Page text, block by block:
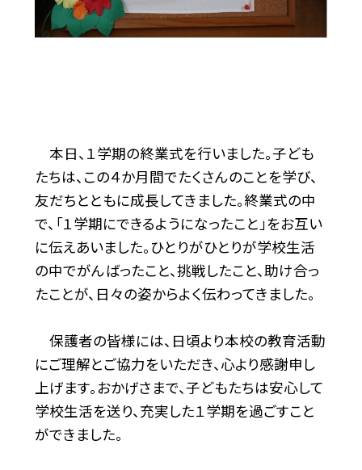
本日、１学期の終業式を行いました。子ども
たちは、この４か月間でたくさんのことを学び、
友だちとともに成長してきました。終業式の中
で、「１学期にできるようになったこと」をお互い
に伝えあいました。ひとりがひとりが学校生活
の中でがんばったこと、挑戦したこと、助け合っ
たことが、日々の姿からよく伝わってきました。
保護者の皆様には、日頃より本校の教育活動
にご理解とご協力をいただき、心より感謝申し
上げます。おかげさまで、子どもたちは安心して
学校生活を送り、充実した１学期を過ごすこと
ができました。